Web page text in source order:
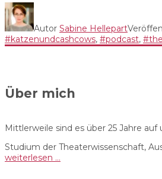
Autor Sabine Hellepart
#katzenundcashcows, #podcast,
Über mich
Mittlerweile sind es über 25 Jahre
Studium der Theaterwissenschaft,
weiterlesen …